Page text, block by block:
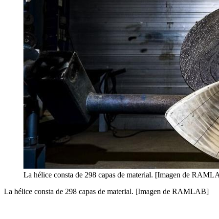
La hélice consta de 298 capas de material. [Imagen de
La hélice consta de 298 capas de material. [Imagen de RAMLAB]